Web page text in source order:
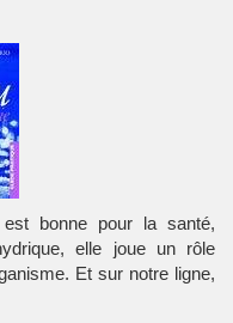
est bonne pour la santé,
elle joue un rôle
Et sur notre ligne,